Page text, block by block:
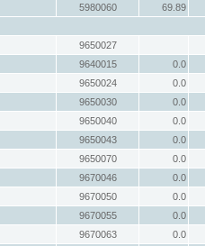
5980060
69.89
9650027
9640015
0.0
9650024
0.0
9650030
0.0
9650040
0.0
9650043
0.0
9650070
0.0
9670046
0.0
9670050
0.0
9670055
0.0
9670063
0.0